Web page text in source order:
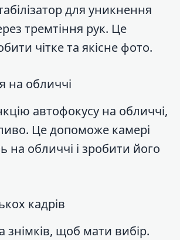
для уникнення
тремтіння рук. Це
чітке та якісне фото.
на обличчі
автофокусу на обличчі,
Це допоможе камері
на обличчі і зробити його
кадрів
знімків, щоб мати вибір.